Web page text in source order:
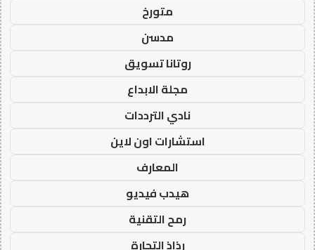
متورخ
مدسن
روتانا تسويق
مجلة الابداع
نادي الترددات
استشارات اون لاين
المعارف
هيدب فيديو
رمح التقنية
رذاذ التجارة